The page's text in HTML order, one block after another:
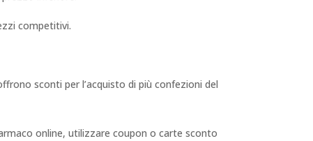
competitivi.
sconti per l’acquisto di più confezioni del
online, utilizzare coupon o carte sconto